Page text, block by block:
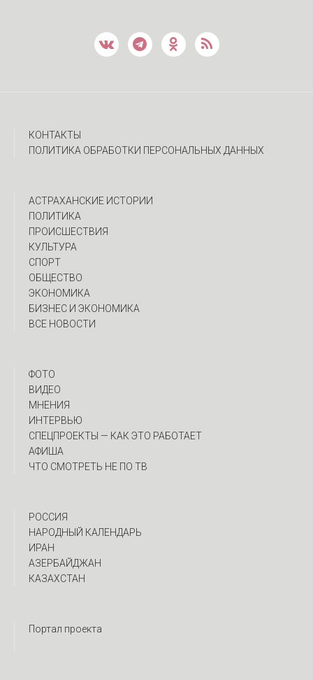
КОНТАКТЫ
ПОЛИТИКА ОБРАБОТКИ ПЕРСОНАЛЬНЫХ ДАННЫХ
АСТРАХАНСКИЕ ИСТОРИИ
ПОЛИТИКА
ПРОИСШЕСТВИЯ
КУЛЬТУРА
СПОРТ
ОБЩЕСТВО
ЭКОНОМИКА
БИЗНЕС И ЭКОНОМИКА
ВСЕ НОВОСТИ
ФОТО
ВИДЕО
МНЕНИЯ
ИНТЕРВЬЮ
CПЕЦПРОЕКТЫ — КАК ЭТО РАБОТАЕТ
АФИША
ЧТО СМОТРЕТЬ НЕ ПО ТВ
РОССИЯ
НАРОДНЫЙ КАЛЕНДАРЬ
ИРАН
АЗЕРБАЙДЖАН
КАЗАХСТАН
Портал проекта